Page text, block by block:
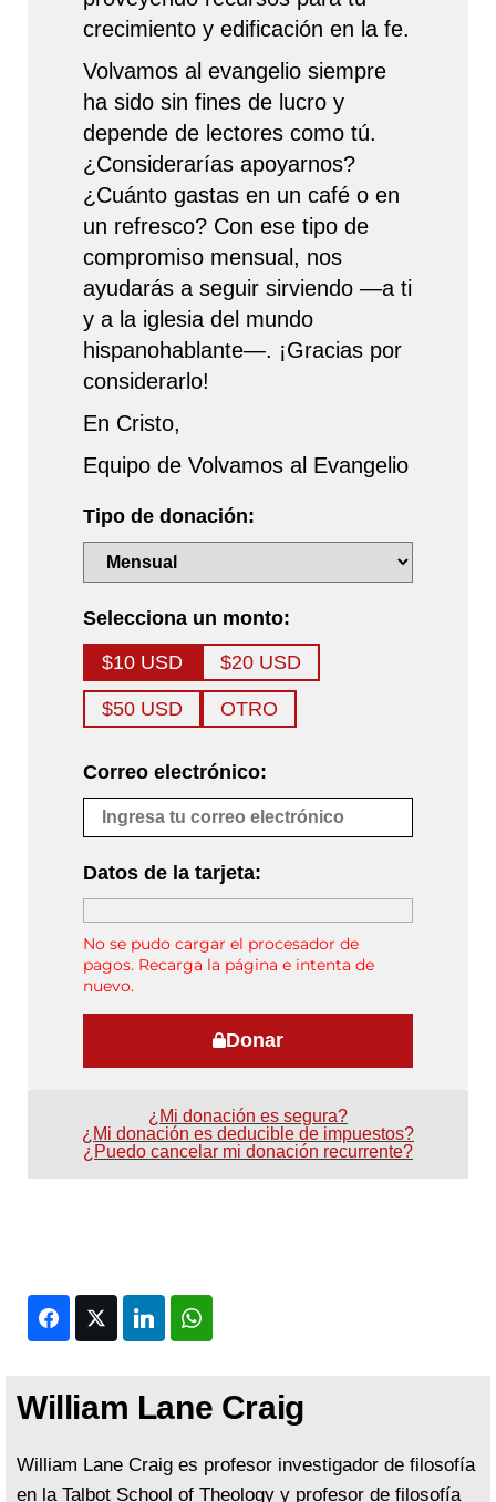
crecimiento y edificación en la fe.
Volvamos al evangelio siempre
ha sido sin fines de lucro y
depende de lectores como tú.
¿Considerarías apoyarnos?
¿Cuánto gastas en un café o en
un refresco? Con ese tipo de
compromiso mensual, nos
ayudarás a seguir sirviendo —a ti
y a la iglesia del mundo
hispanohablante—. ¡Gracias por
considerarlo!
En Cristo,
Equipo de Volvamos al Evangelio
Tipo de donación:
Selecciona un monto:
$10 USD
$20 USD
$50 USD OTRO
Correo electrónico:
Datos de la tarjeta:
No se pudo cargar el procesador de
pagos. Recarga la página e intenta de
nuevo.
Donar
¿Mi donación es segura?
¿Mi donación es deducible de impuestos?
¿Puedo cancelar mi donación recurrente?
FacebookTwitter LinkedIn
William Lane Craig
William Lane Craig es profesor investigador de filosofía
en la Talbot School of Theology y profesor de filosofía